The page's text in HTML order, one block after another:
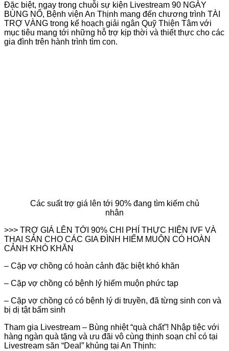
Đặc biệt, ngay trong chuỗi sự kiện Livestream 90 NGÀY
BÙNG NỔ, Bệnh viện An Thịnh mang đến chương trình TÀI
TRỢ VÀNG trong kế hoạch giải ngân Quỹ Thiện Tâm với
mục tiêu mang tới những hỗ trợ kịp thời và thiết thực cho các
gia đình trên hành trình tìm con.
Các suất trợ giá lên tới 90% đang tìm kiếm chủ
nhân
>>> TRỢ GIÁ LÊN TỚI 90% CHI PHÍ THỰC HIỆN IVF VÀ
THAI SẢN CHO CÁC GIA ĐÌNH HIẾM MUỘN CÓ HOÀN
CẢNH KHÓ KHĂN
– Cặp vợ chồng có hoàn cảnh đặc biệt khó khăn
– Cặp vợ chồng có bệnh lý hiếm muộn phức tạp
– Cặp vợ chồng có có bệnh lý di truyền, đã từng sinh con và
bị dị tật bẩm sinh
Tham gia Livestream – Bùng nhiệt “quà chất”! Nhập tiệc với
hàng ngàn quà tặng và ưu đãi vô cùng thịnh soạn chỉ có tại
Livestream săn “Deal” khủng tại An Thịnh: